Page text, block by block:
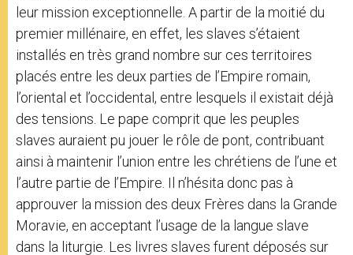
leur mission exceptionnelle. A partir de la moitié du
premier millénaire, en effet, les slaves s’étaient
installés en très grand nombre sur ces territoires
placés entre les deux parties de l’Empire romain,
l’oriental et l’occidental, entre lesquels il existait déjà
des tensions. Le pape comprit que les peuples
slaves auraient pu jouer le rôle de pont, contribuant
ainsi à maintenir l’union entre les chrétiens de l’une et
l’autre partie de l’Empire. Il n’hésita donc pas à
approuver la mission des deux Frères dans la Grande
Moravie, en acceptant l’usage de la langue slave
dans la liturgie. Les livres slaves furent déposés sur